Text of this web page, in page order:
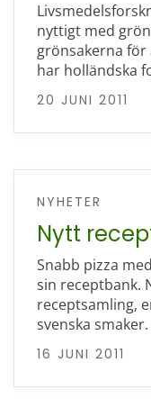
nyttigt med
grönsakerna
har holländska
20 JUNI 2011
NYHETER
Nytt
Snabb pizza
sin receptbank.
receptsamling,
svenska
16 JUNI 2011